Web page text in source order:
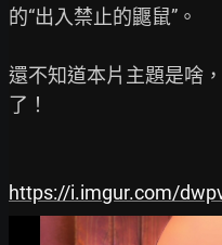
的“出入禁止的鼴鼠”。
還不知道本片主題是啥
了！
https://i.imgur.com/